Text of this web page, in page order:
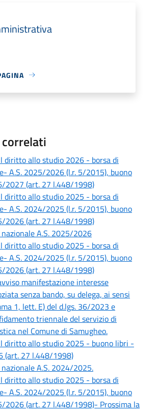
diritto allo studio 2026 - borsa di
A.S. 2025/2026 (l.r. 5/2015), buono
2027 (art. 27 l.448/1998)
diritto allo studio 2025 - borsa di
A.S. 2024/2025 (l.r. 5/2015), buono
2026 (art. 27 l.448/1998)
A.S. 2025/2026
diritto allo studio 2025 - borsa di
A.S. 2024/2025 (l.r. 5/2015), buono
2026 (art. 27 l.448/1998)
manifestazione interesse
senza bando, su delega, ai sensi
1, lett. E) del d.lgs. 36/2023 e
triennale del servizio di
nel Comune di Samugheo.
diritto allo studio 2025 - buono libri -
(art. 27 l.448/1998)
A.S. 2024/2025.
diritto allo studio 2025 - borsa di
A.S. 2024/2025 (l.r. 5/2015), buono
2026 (art. 27 l.448/1998)- Prossima la